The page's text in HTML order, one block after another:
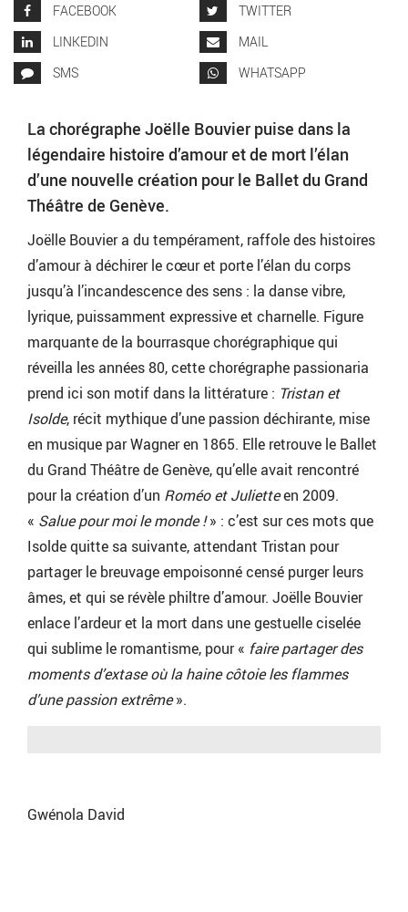
FACEBOOK
TWITTER
LINKEDIN
MAIL
SMS
WHATSAPP
La chorégraphe Joëlle Bouvier puise dans la
légendaire histoire d’amour et de mort l’élan
d’une nouvelle création pour le Ballet du Grand
Théâtre de Genève.
Joëlle Bouvier a du tempérament, raffole des histoires
d’amour à déchirer le cœur et porte l’élan du corps
jusqu’à l’incandescence des sens : la danse vibre,
lyrique, puissamment expressive et charnelle. Figure
marquante de la bourrasque chorégraphique qui
réveilla les années 80, cette chorégraphe passionaria
prend ici son motif dans la littérature : Tristan et
Isolde, récit mythique d’une passion déchirante, mise
en musique par Wagner en 1865. Elle retrouve le Ballet
du Grand Théâtre de Genève, qu’elle avait rencontré
pour la création d’un Roméo et Julietteen 2009.
« Salue pour moi le monde !» : c’est sur ces mots que
Isolde quitte sa suivante, attendant Tristan pour
partager le breuvage empoisonné censé purger leurs
âmes, et qui se révèle philtre d’amour. Joëlle Bouvier
enlace l’ardeur et la mort dans une gestuelle ciselée
qui sublime le romantisme, pour « faire partager des
moments d’extase où la haine côtoie les flammes
d’une passion extrême».
Gwénola David